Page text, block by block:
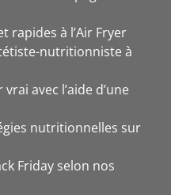
rapides à l’Air Fryer
nutritionniste à
avec l’aide d’une
nutritionnelles sur
Friday selon nos